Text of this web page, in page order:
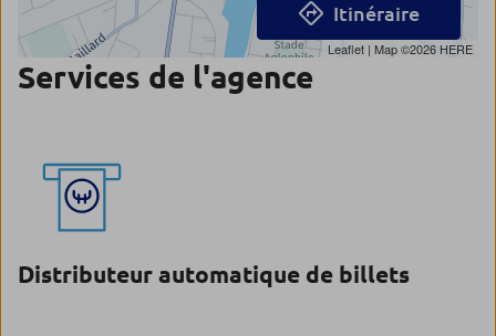
Leaflet | Map ©2026HERE
Itinéraire
Services de l'agence
Distributeur automatique de billets